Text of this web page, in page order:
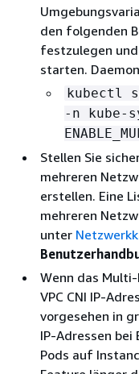
den folgenden
festzulegen
starten.
kubectl
-n kube-
Stellen Sie
mehreren
erstellen. Eine
mehreren
unter
Wenn das
VPC CNI IP-
vorgesehen in
IP-Adressen
Pods auf